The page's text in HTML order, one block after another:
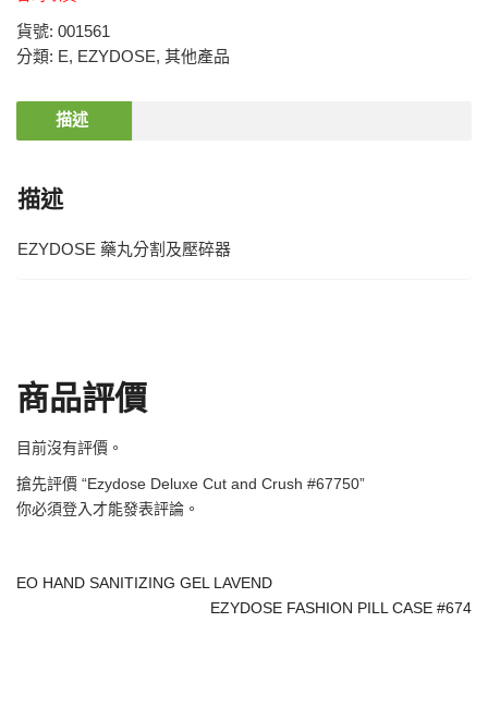
貨號: 001561
分類: E, EZYDOSE, 其他產品
描述
描述
EZYDOSE 藥丸分割及壓碎器
商品評價
目前沒有評價。
搶先評價 “Ezydose Deluxe Cut and Crush #67750”
你必須登入才能發表評論。
EO HAND SANITIZING GEL LAVEND
EZYDOSE FASHION PILL CASE #674